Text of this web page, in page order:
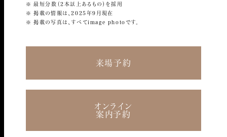
最短分数（2本以上あるもの）を採用
掲載の情報は、2025年9月現在
掲載の写真は、すべてimage photoです。
来場予約
オンライン
案内予約